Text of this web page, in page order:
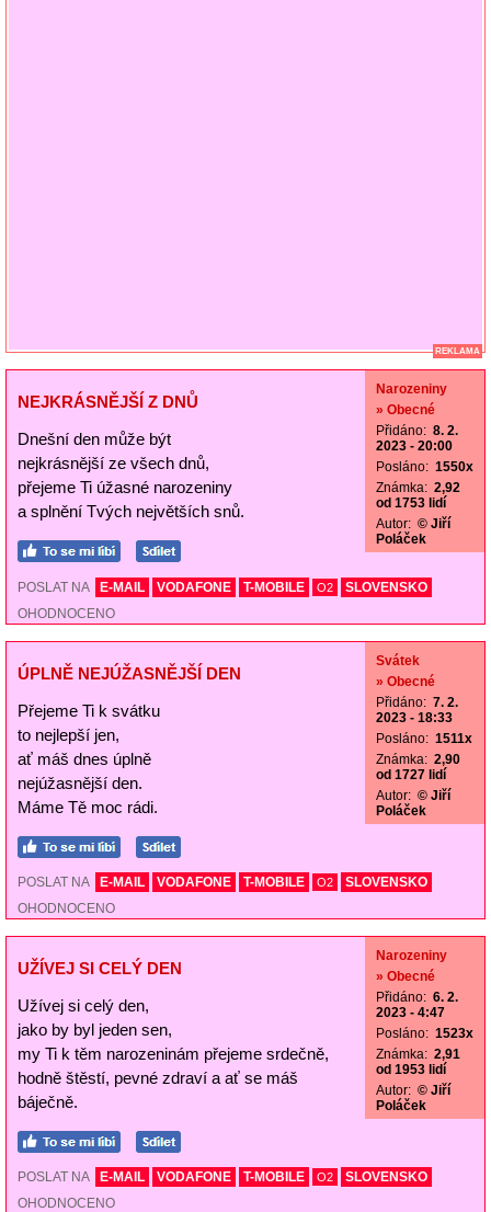
REKLAMA
NEJKRÁSNĚJŠÍ Z DNŮ
Dnešní den může být
nejkrásnější ze všech dnů,
přejeme Ti úžasné narozeniny
a splnění Tvých největších snů.
Narozeniny
» Obecné
Přidáno: 8. 2.
2023 - 20:00
Posláno: 1550x
Známka: 2,92
od 1753 lidí
Autor: © Jiří
Poláček
POSLAT NA E-MAIL VODAFONE T-MOBILE O2
SLOVENSKO
OHODNOCENO
ÚPLNĚ NEJÚŽASNĚJŠÍ DEN
Přejeme Ti k svátku
to nejlepší jen,
ať máš dnes úplně
nejúžasnější den.
Máme Tě moc rádi.
Svátek
» Obecné
Přidáno: 7. 2.
2023 - 18:33
Posláno: 1511x
Známka: 2,90
od 1727 lidí
Autor: © Jiří
Poláček
POSLAT NA E-MAIL VODAFONE T-MOBILE O2
SLOVENSKO
OHODNOCENO
UŽÍVEJ SI CELÝ DEN
Užívej si celý den,
jako by byl jeden sen,
my Ti k těm narozeninám přejeme srdečně,
hodně štěstí, pevné zdraví a ať se máš
báječně.
Narozeniny
» Obecné
Přidáno: 6. 2.
2023 - 4:47
Posláno: 1523x
Známka: 2,91
od 1953 lidí
Autor: © Jiří
Poláček
POSLAT NA E-MAIL VODAFONE T-MOBILE O2
SLOVENSKO
OHODNOCENO